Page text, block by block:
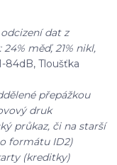
dat z
měď, 21% nikl,
84dB, Tloušťka
přepážkou
druk
průkaz, či na starší
formátu ID2)
(kreditky)